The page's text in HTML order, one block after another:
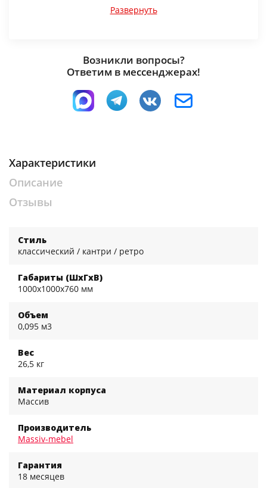
Стол обеденный
Стол обеденный
круглый МДФ
Венге/Бетон
круглый МДФ
Снег/Белое
Стол обеденный
Развернуть
Возникли вопросы?
Ответим в мессенджерах!
Характеристики
Описание
Отзывы
Стиль
классический / кантри / ретро
Габариты (ШхГхВ)
1000x1000x760 мм
Объем
0,095 м3
Вес
26,5 кг
Материал корпуса
Массив
Производитель
Massiv-mebel
Гарантия
18 месяцев